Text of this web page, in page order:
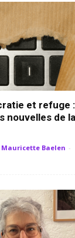
et refuge
nouvelles de la
Mauricette Baelen -